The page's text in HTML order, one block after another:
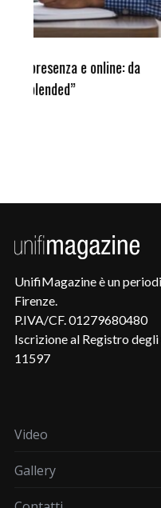
#studentiunifi
Laureata Unifi
del Premio
UnifiMagazine è un
Firenze.
P.IVA/CF. 01279680480
Iscrizione al Registro
11597
Video
Gallery